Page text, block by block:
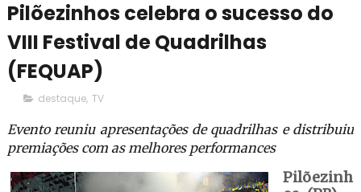
Pilõezinhos celebra o sucesso do
VIII Festival de Quadrilhas
(FEQUAP)
destaque, TV
Evento reuniu apresentações de quadrilhas e distribuiu
premiações com as melhores performances
Pilõezinh